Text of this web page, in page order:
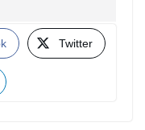
Twitter